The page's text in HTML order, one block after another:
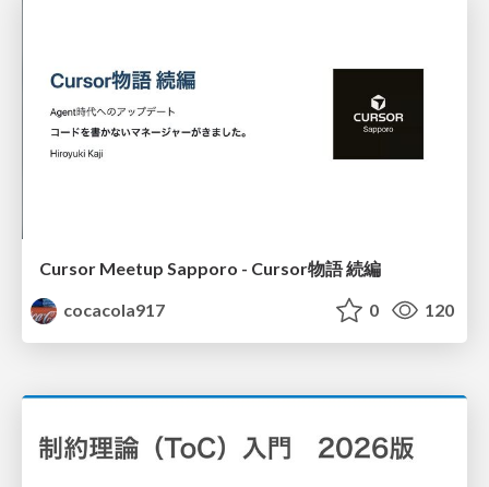
Cursor Meetup Sapporo - Cursor物語 続編
cocacola917
0 120